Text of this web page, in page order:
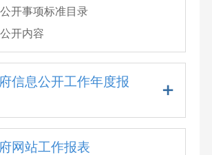
开事项标准目录
开内容
信息公开工作年度报
网站工作报表